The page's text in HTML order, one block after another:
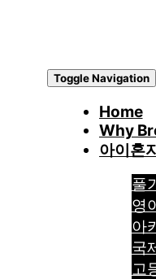
Toggle Navigation
Home
Why
아이혼
풀
영
아
국
고